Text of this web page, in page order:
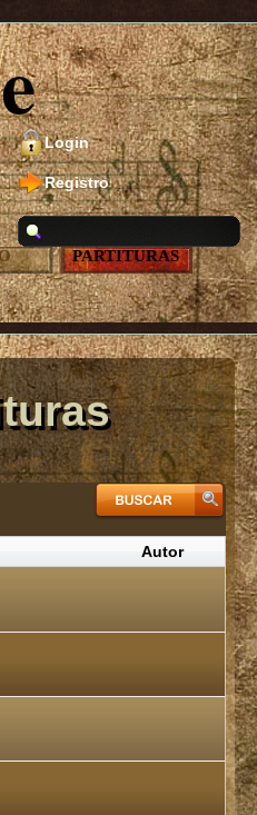
Login
Registro
PARTITURAS
Autor